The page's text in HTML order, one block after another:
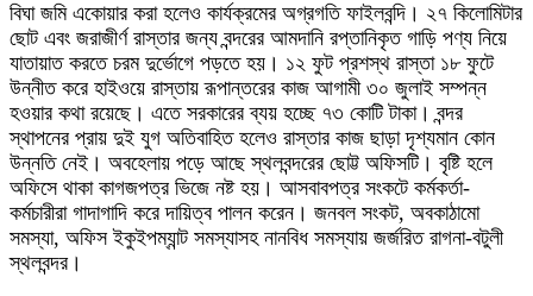
বিঘা জমি একোয়ার করা হলেও কার্যক্রমের অগ্রগতি ফাইলবন্দি। ২৭ কিলোমিটার
ছোট এবং জরাজীর্ণ রাস্তার জন্য বন্দরের আমদানি রপ্তানিকৃত গাড়ি পণ্য নিয়ে
যাতায়াত করতে চরম দুর্ভোগে পড়তে হয়। ১২ ফুট প্রশস্থ রাস্তা ১৮ ফুটে
উন্নীত করে হাইওয়ে রাস্তায় রূপান্তরের কাজ আগামী ৩০ জুলাই সম্পন্ন
হওয়ার কথা রয়েছে। এতে সরকারের ব্যয় হচ্ছে ৭৩ কোটি টাকা। বন্দর
স্থাপনের প্রায় দুই যুগ অতিবাহিত হলেও রাস্তার কাজ ছাড়া দৃশ্যমান কোন
উন্নতি নেই। অবহেলায় পড়ে আছে স্থলবন্দরের ছোট্ট অফিসটি। বৃষ্টি হলে
অফিসে থাকা কাগজপত্র ভিজে নষ্ট হয়। আসবাবপত্র সংকটে কর্মকর্তা-
কর্মচারীরা গাদাগাদি করে দায়িত্ব পালন করেন। জনবল সংকট, অবকাঠামো
সমস্যা, অফিস ইকুইপম্যান্ট সমস্যাসহ নানবিধ সমস্যায় জর্জরিত রাগনা-বটুলী
স্থলবন্দর।